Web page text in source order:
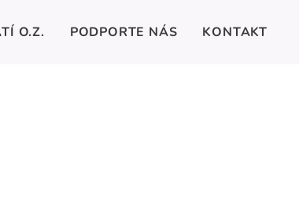
O.Z. PODPORTE NÁS KONTAKT